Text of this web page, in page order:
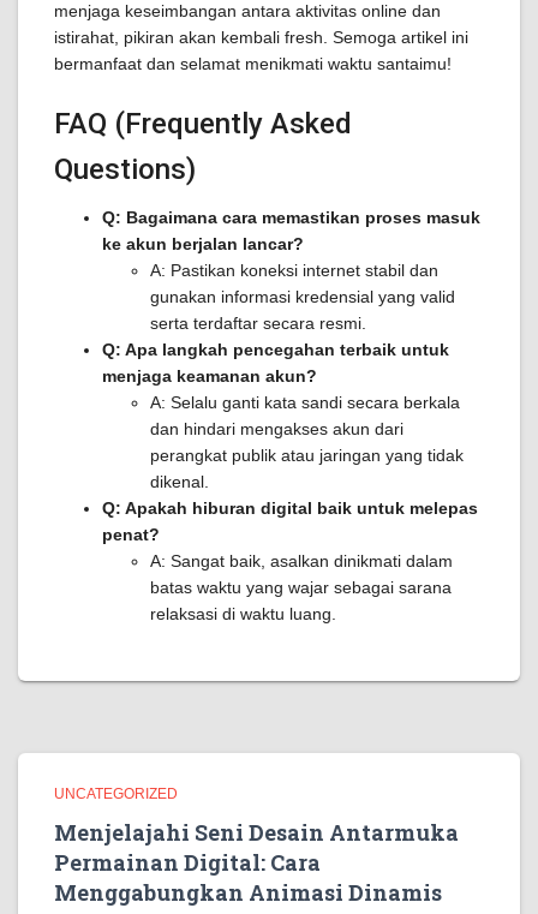
menjaga keseimbangan antara aktivitas online dan
istirahat, pikiran akan kembali fresh. Semoga artikel ini
bermanfaat dan selamat menikmati waktu santaimu!
FAQ (Frequently Asked
Questions)
Q: Bagaimana cara memastikan proses masuk
ke akun berjalan lancar?
A: Pastikan koneksi internet stabil dan
gunakan informasi kredensial yang valid
serta terdaftar secara resmi.
Q: Apa langkah pencegahan terbaik untuk
menjaga keamanan akun?
A: Selalu ganti kata sandi secara berkala
dan hindari mengakses akun dari
perangkat publik atau jaringan yang tidak
dikenal.
Q: Apakah hiburan digital baik untuk melepas
penat?
A: Sangat baik, asalkan dinikmati dalam
batas waktu yang wajar sebagai sarana
relaksasi di waktu luang.
UNCATEGORIZED
Menjelajahi Seni Desain Antarmuka
Permainan Digital: Cara
Menggabungkan Animasi Dinamis